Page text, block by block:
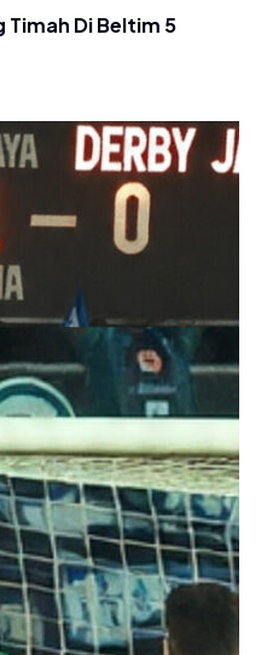
Timah Di Beltim 5